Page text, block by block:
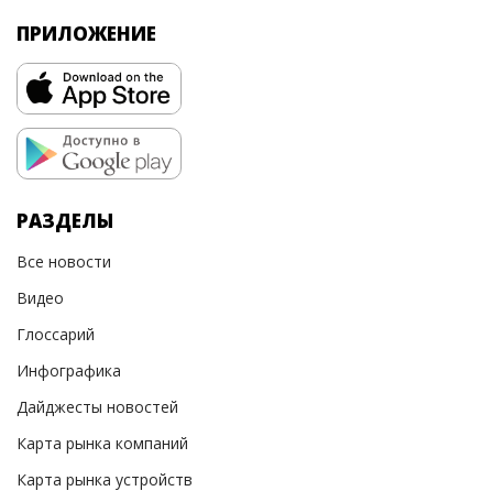
ПРИЛОЖЕНИЕ
РАЗДЕЛЫ
Все новости
Видео
Глоссарий
Инфографика
Дайджесты новостей
Карта рынка компаний
Карта рынка устройств